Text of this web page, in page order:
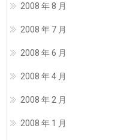
2008 年 8 月
2008 年 7 月
2008 年 6 月
2008 年 4 月
2008 年 2 月
2008 年 1 月